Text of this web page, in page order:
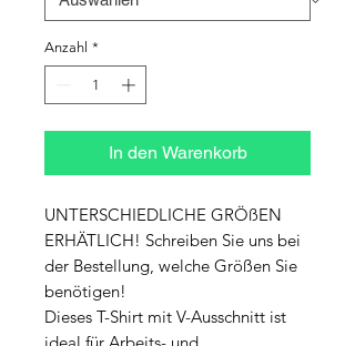
Anzahl *
In den Warenkorb
UNTERSCHIEDLICHE GRÖßEN
ERHÄTLICH! Schreiben Sie uns bei
der Bestellung, welche Größen Sie
benötigen!
Dieses T-Shirt mit V-Ausschnitt ist